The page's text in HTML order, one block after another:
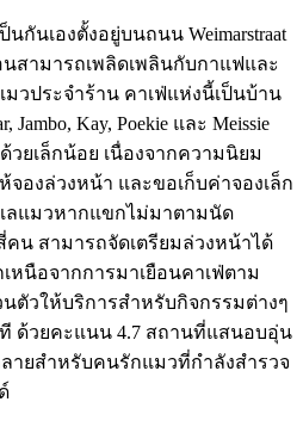
นกันเองตั้งอยู่บนถนน Weimarstraat
นสามารถเพลิดเพลินกับกาแฟและ
วประจำร้าน คาเฟ่แห่งนี้เป็นบ้าน
Kay, Poekie และ Meissie
ยเล็กน้อย เนื่องจากความนิยม
จองล่วงหน้า และขอเก็บค่าจองเล็ก
ลแมวหากแขกไม่มาตามนัด
น สามารถจัดเตรียมล่วงหน้าได้
หนือจากการมาเยือนคาเฟ่ตาม
นตัวให้บริการสำหรับกิจกรรมต่างๆ
ด้วยคะแนน 4.7 สถานที่แสนอบอุ่น
ายสำหรับคนรักแมวที่กำลังสำรวจ